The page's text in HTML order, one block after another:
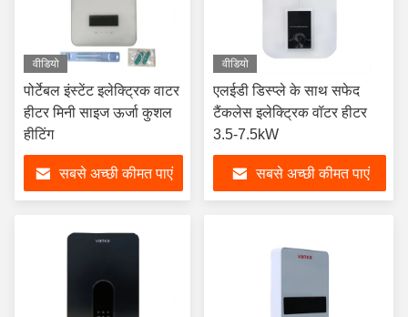
वीडियो
पोर्टेबल इंस्टेंट इलेक्ट्रिक वाटर
हीटर मिनी साइज ऊर्जा कुशल
हीटिंग
सबसे अच्छी कीमत पाएं
वीडियो
एलईडी डिस्प्ले के साथ सफेद
टैंकलेस इलेक्ट्रिक वॉटर हीटर
3.5-7.5kW
सबसे अच्छी कीमत पाएं